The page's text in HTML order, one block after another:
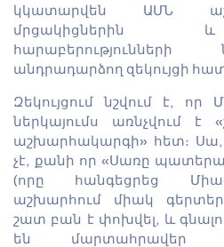
կկատարվեն ԱՄՆ
մրցակիցներին
անդրադարձող զեկույցի
Զեկույցում նշվում է, որ
ներկայումս առնչվում է
աշխարհակարգի» հետ։
չէ, քանի որ «Սառը
(որը հանգեցրեց
աշխարհում միակ
շատ բան է փոխվել, և
են մարտահրավեր